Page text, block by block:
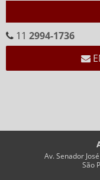
CALENDÁRIO EM ACRÍLICO
CHAVEIROS
CHAVEIROS COM TRILHO
CHAVEIROS
11 2994-1736
Av. Senador
São